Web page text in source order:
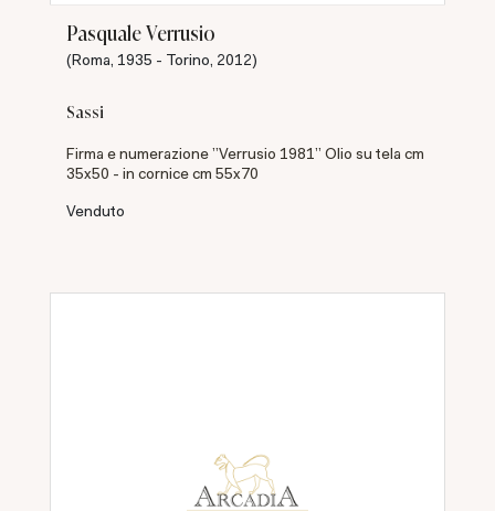
Pasquale Verrusio
(Roma, 1935 - Torino, 2012)
Sassi
Firma e numerazione "Verrusio 1981" Olio su tela cm
35x50 - in cornice cm 55x70
Venduto